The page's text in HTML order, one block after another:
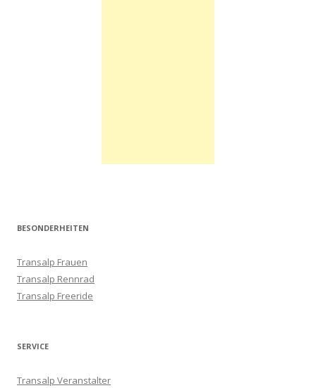
BESONDERHEITEN
Transalp Frauen
Transalp Rennrad
Transalp Freeride
SERVICE
Transalp Veranstalter